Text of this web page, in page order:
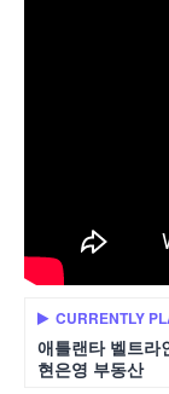
CURRENTLY
애틀랜타 벨트라
현은영 부동산